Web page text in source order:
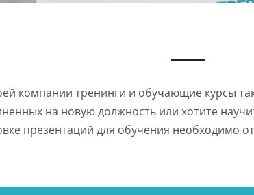
компании тренинги и обучающие курсы
на новую должность или хотите
презентаций для обучения необходимо